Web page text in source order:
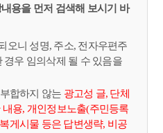
용을 먼저 검색해 보시기 바
오니 성명, 주소, 전자우편주
경우 임의삭제 될 수 있음을
합하지 않는 광고성 글, 단체
내용, 개인정보노출(주민등록
게시물 등은 답변생략, 비공